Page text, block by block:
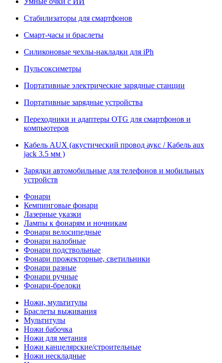
Стабилизаторы для смартфонов
Смарт-часы и браслеты
Силиконовые чехлы-накладки для iPh
Пульсоксиметры
Портативные электрические зарядные станции
Портативные зарядные устройства
Переходники и адаптеры OTG для смартфонов и
компьютеров
Кабель AUX (акустический провод аукс / Кабель aux
jack 3.5 мм )
Зарядки автомобильные для телефонов и мобильных
устройств
Фонари
Кемпинговые фонари
Лазерные указки
Лампы к фонарям и ночникам
Фонари велосипедные
Фонари налобные
Фонари подствольные
Фонари прожекторные, светильники
Фонари разные
Фонари ручные
Фонари-брелоки
Ножи, мультитулы
Браслеты выживания
Мультитулы
Ножи бабочка
Ножи для метания
Ножи канцелярские/строительные
Ножи нескладные